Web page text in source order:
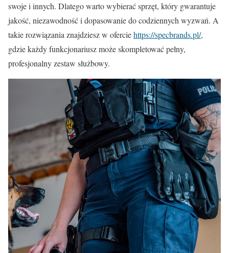
swoje i innych. Dlatego warto wybierać sprzęt, który gwarantuje
jakość, niezawodność i dopasowanie do codziennych wyzwań. A
takie rozwiązania znajdziesz w oferciehttps://specbrands.pl/,
gdzie każdy funkcjonariusz może skompletować pełny,
profesjonalny zestaw służbowy.